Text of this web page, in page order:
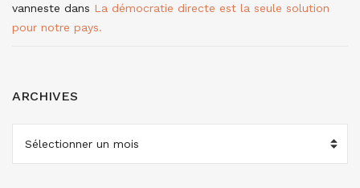
vanneste dans La démocratie directe est la seule solution
pour notre pays.
ARCHIVES
ARCHIVES